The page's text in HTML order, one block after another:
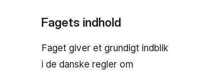
Fagets indhold
Faget giver et grundigt indblik
i de danske regler om